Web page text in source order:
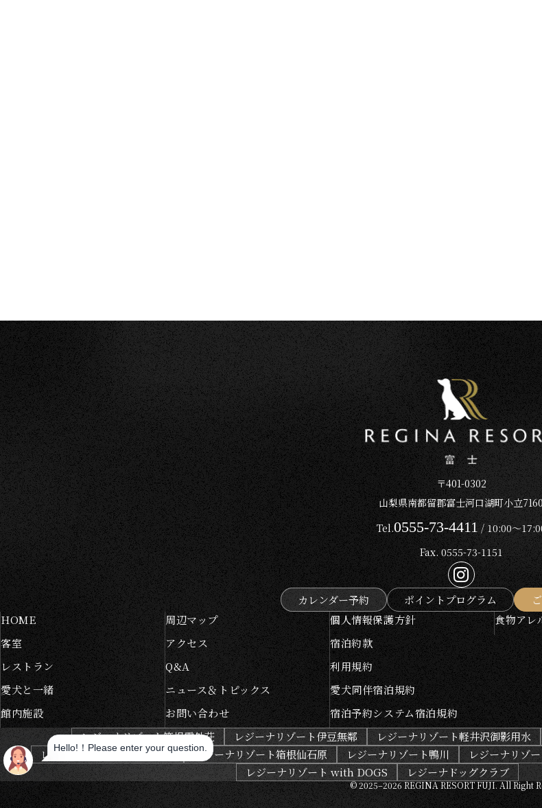
〒401-0302
山梨県南都留郡富士河口湖町小立
Tel.0555-73-4411/ 10:00～
Fax. 0555-73-1151
カレンダー予約 ポイントプログラム
HOME
客室
レストラン
愛犬と一緒
館内施設
周辺マップ
アクセス
Q&A
ニュース＆トピックス
お問い合わせ
個人情報保護方針
宿泊約款
利用規約
愛犬同伴宿泊規約
宿泊予約システム宿泊規約
食物アレ
レジーナリゾート箱根雲外荘 レジーナリゾート伊豆無鄰 レジーナリゾート軽井沢御影用水
レジーナリゾートびわ湖長浜
レジーナリゾート箱根仙石原 レジーナリゾート鴨川 レジーナリゾ
レジーナリゾート with DOGS
レジーナドッグクラブ
© 2025–2026 REGINA RESORT FUJI.All Right